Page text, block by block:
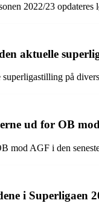
2022/23
aktuelle
på
ud for OB
mod AGF i den
i Superligaen